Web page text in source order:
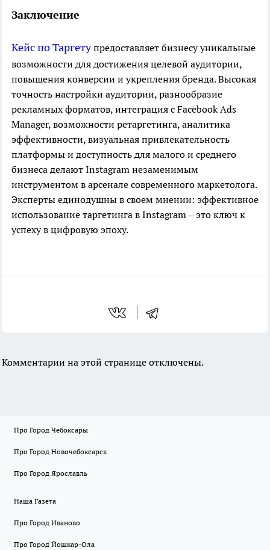
Заключение
Кейс по Таргетупредоставляет бизнесу уникальные
возможности для достижения целевой аудитории,
повышения конверсии и укрепления бренда. Высокая
точность настройки аудитории, разнообразие
рекламных форматов, интеграция с Facebook Ads
Manager, возможности ретаргетинга, аналитика
эффективности, визуальная привлекательность
платформы и доступность для малого и среднего
бизнеса делают Instagram незаменимым
инструментом в арсенале современного маркетолога.
Эксперты единодушны в своем мнении: эффективное
использование таргетинга в Instagram – это ключ к
успеху в цифровую эпоху.
Комментарии на этой странице отключены.
Про Город Чебоксары
Про Город Новочебоксарск
Про Город Ярославль
Наша Газета
Про Город Иваново
Про Город Йошкар-Ола